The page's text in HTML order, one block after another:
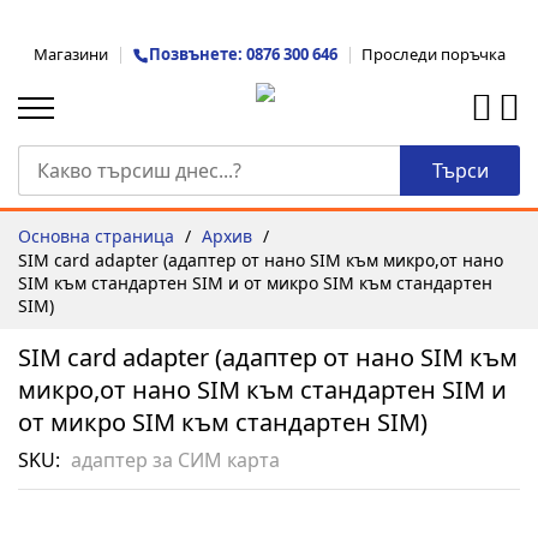
към
съдържанието
Магазини Позвънете: 0876 300 646 Проследи поръчка
Търси
Основна страница
Архив
SIM card adapter (адаптер от нано SIM към микро,от нано
SIM към стандартен SIM и от микро SIM към стандартен
SIM)
SIM card adapter (адаптер от нано SIM към
микро,от нано SIM към стандартен SIM и
от микро SIM към стандартен SIM)
SKU адаптер за СИМ карта